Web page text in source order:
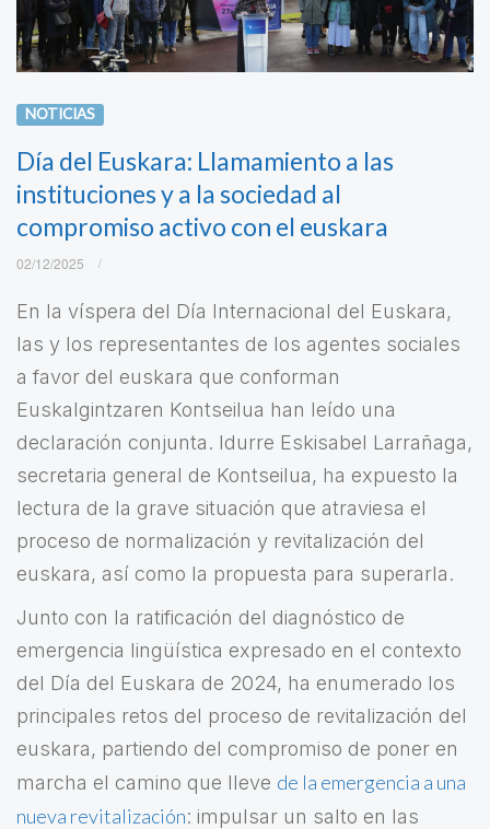
NOTICIAS
Día del Euskara: Llamamiento a las
instituciones y a la sociedad al
compromiso activo con el euskara
02/12/2025
En la víspera del Día Internacional del Euskara,
las y los representantes de los agentes sociales
a favor del euskara que conforman
Euskalgintzaren Kontseilua han leído una
declaración conjunta. Idurre Eskisabel Larrañaga,
secretaria general de Kontseilua, ha expuesto la
lectura de la grave situación que atraviesa el
proceso de normalización y revitalización del
euskara, así como la propuesta para superarla.
Junto con la ratificación del diagnóstico de
emergencia lingüística expresado en el contexto
del Día del Euskara de 2024, ha enumerado los
principales retos del proceso de revitalización del
euskara, partiendo del compromiso de poner en
marcha el camino que lleve de la emergencia a una
nueva revitalización: impulsar un salto en las